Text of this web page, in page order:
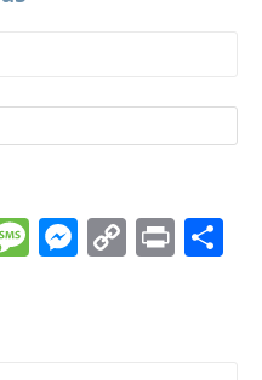
Message
Copy
Print